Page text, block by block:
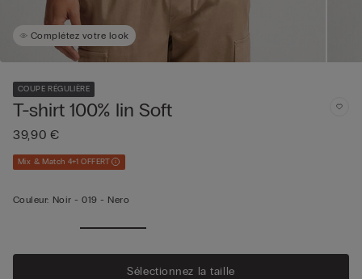
Complétez votre look
COUPE RÉGULIÈRE
T-shirt 100% lin Soft
39,90 €
Mix & Match 4+1 OFFERT
Couleur: Noir -019 - Nero
Sélectionnez la taille